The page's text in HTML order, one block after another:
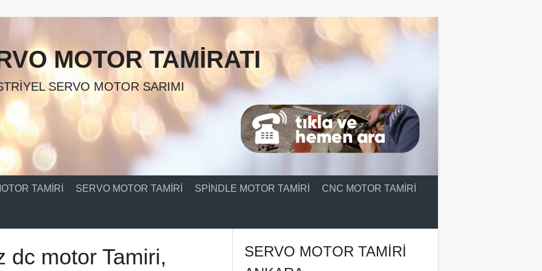
MOTOR TAMIRATI
SERVO MOTOR SARIMI
TAMIRI SERVO MOTOR TAMIRI SPINDLE MOTOR TAMIRI CNC MOTOR TAMIRI
dc motor Tamiri,
SERVO MOTOR TAMIRI